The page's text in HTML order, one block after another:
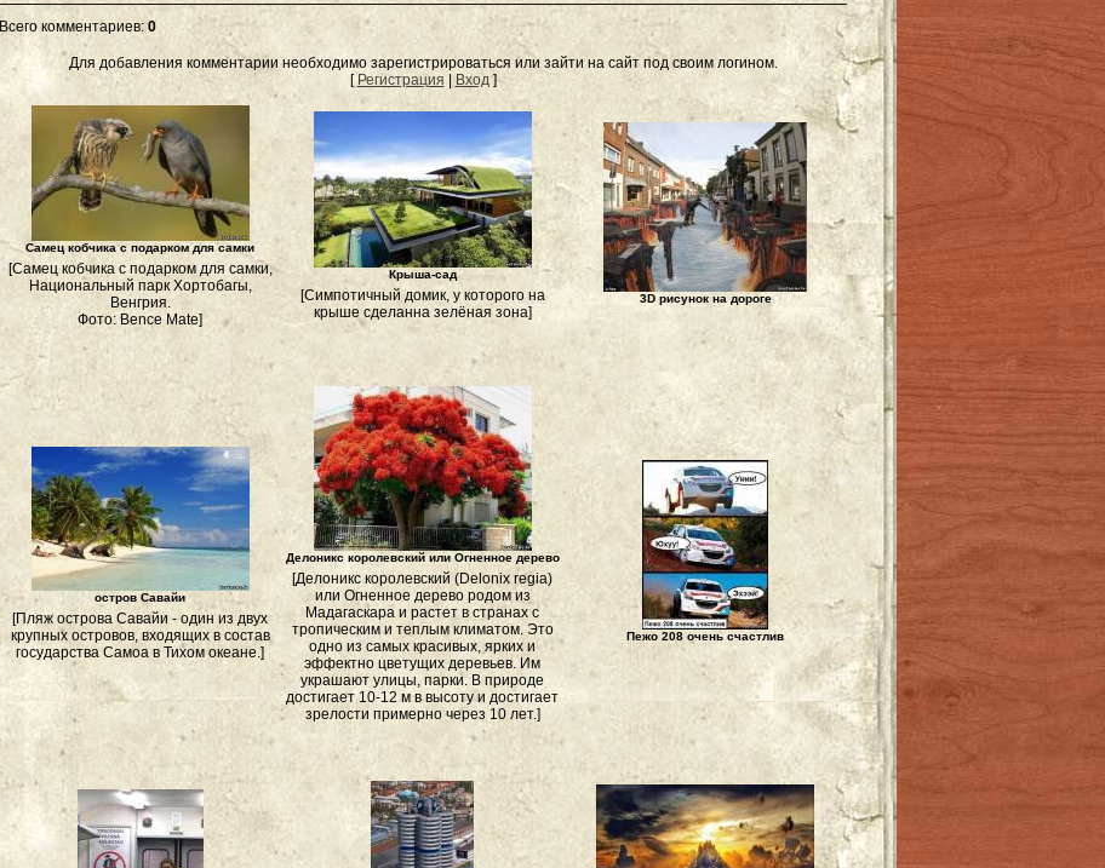
Всего комментариев: 0
Для добавления комментарии необходимо зарегистрироваться или зайти на сайт под своим логином.
[ Регистрация Вход]
Самец кобчика с подарком для самки
[Самец кобчика с подарком для самки,
Национальный парк Хортобагы,
Венгрия.
Фото: Bence Mate]
Крыша-сад
[Симпотичный домик, у которого на
крыше сделанна зелёная зона]
3D рисунок на дороге
остров Савайи
[Пляж острова Савайи - один из двух
крупных островов, входящих в состав
государства Самоа в Тихом океане.]
Делоникс королевский или Огненное дерево
[Делоникс королевский (Delonix regia)
или Огненное дерево родом из
Мадагаскара и растет в странах с
тропическим и теплым климатом. Это
одно из самых красивых, ярких и
эффектно цветущих деревьев. Им
украшают улицы, парки. В природе
достигает 10-12 м в высоту и достигает
зрелости примерно через 10 лет.]
Пежо 208 очень счастлив